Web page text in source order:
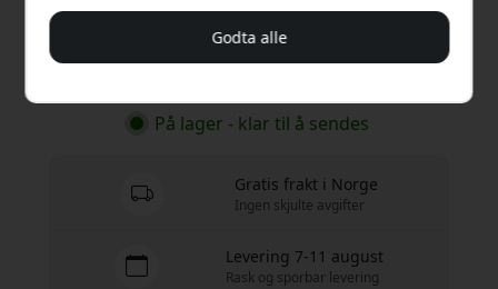
Kjøp nå
På lager - klar til å sendes
Gratis frakt i Norge
Ingen skjulte avgifter
Levering 7-11 august
Rask og sporbar levering
Godta alle